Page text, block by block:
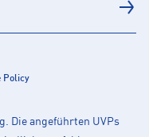
Policy
Die angeführten UVPs